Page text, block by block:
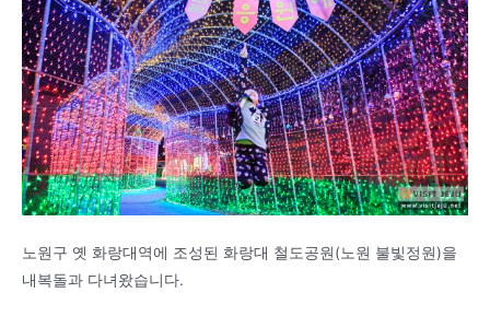
노원구 옛 화랑대역에 조성된 화랑대 철도공원(노원 불빛정원)을
내복돌과 다녀왔습니다.